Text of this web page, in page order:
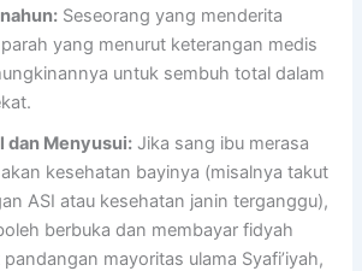
Seseorang yang menderita
yang menurut keterangan medis
untuk sembuh total dalam
dan Menyusui: Jika sang ibu merasa
kesehatan bayinya (misalnya takut
ASI atau kesehatan janin terganggu),
berbuka dan membayar fidyah
mayoritas ulama Syafi’iyah,